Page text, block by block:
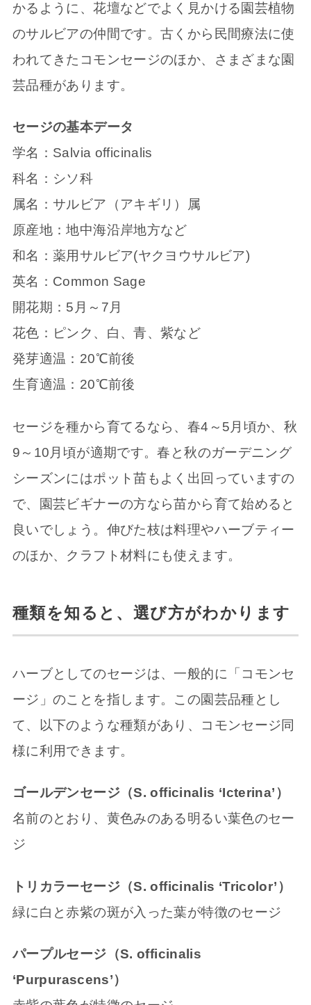
かるように、花壇などでよく見かける園芸植物
のサルビアの仲間です。古くから民間療法に使
われてきたコモンセージのほか、さまざまな園
芸品種があります。
セージの基本データ
学名：Salvia officinalis
科名：シソ科
属名：サルビア（アキギリ）属
原産地：地中海沿岸地方など
和名：薬用サルビア(ヤクヨウサルビア)
英名：Common Sage
開花期：5月～7月
花色：ピンク、白、青、紫など
発芽適温：20℃前後
生育適温：20℃前後
セージを種から育てるなら、春4～5月頃か、秋
9～10月頃が適期です。春と秋のガーデニング
シーズンにはポット苗もよく出回っていますの
で、園芸ビギナーの方なら苗から育て始めると
良いでしょう。伸びた枝は料理やハーブティー
のほか、クラフト材料にも使えます。
種類を知ると、選び方がわかります
ハーブとしてのセージは、一般的に「コモンセ
ージ」のことを指します。この園芸品種とし
て、以下のような種類があり、コモンセージ同
様に利用できます。
ゴールデンセージ（S. officinalis ‘Icterina’）
名前のとおり、黄色みのある明るい葉色のセー
ジ
トリカラーセージ（S. officinalis ‘Tricolor’）
緑に白と赤紫の斑が入った葉が特徴のセージ
パープルセージ（S. officinalis
‘Purpurascens’）